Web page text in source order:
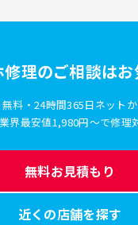
修理のご相談は
料・24時間365日ネットか
界最安値1,980円〜で修理
無料お見積もり
近くの店舗を探す